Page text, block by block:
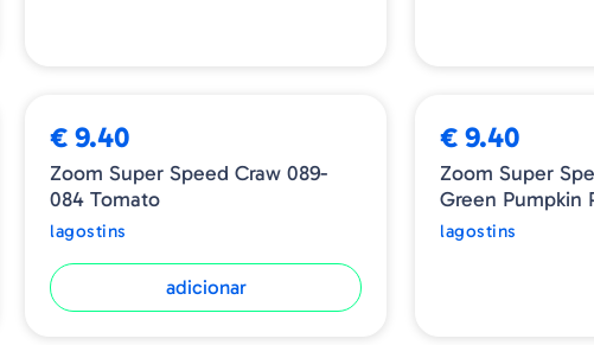
€ 9.40
Zoom Super Speed Craw 089-
084 Tomato
lagostins
adicionar
€ 9.40
Zoom Super
Green Pumpkin
lagostins